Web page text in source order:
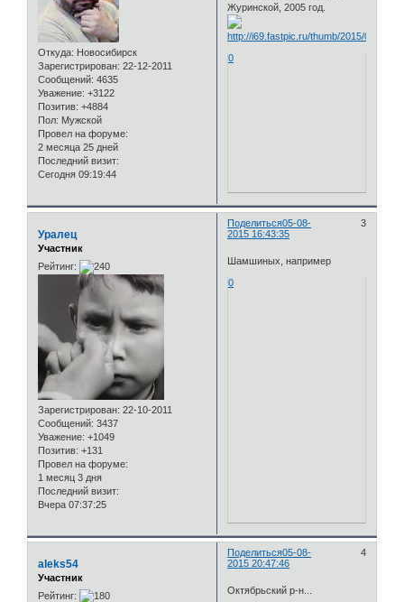
Откуда: Новосибирск
Зарегистрирован: 22-12-2011
Сообщений: 4635
Уважение: +3122
Позитив: +4884
Пол: Мужской
Провел на форуме:
2 месяца 25 дней
Последний визит:
Сегодня 09:19:44
Журинской, 2005 год.
0
Поделиться 3
05-08-
2015 16:43:35
Уралец
Участник
Рейтинг:
Зарегистрирован: 22-10-2011
Сообщений: 3437
Уважение: +1049
Позитив: +131
Провел на форуме:
1 месяц 3 дня
Последний визит:
Вчера 07:37:25
Шамшиных, например
0
Поделиться 4
05-08-
2015 20:47:46
aleks54
Участник
Рейтинг:
Октябрьский р-н...